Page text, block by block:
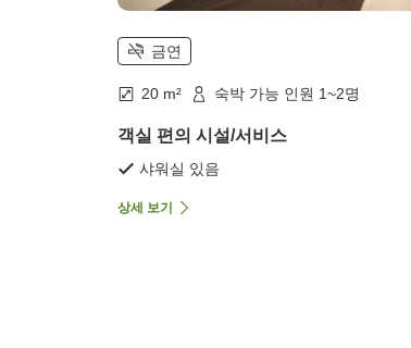
금연
20 m² 숙박 가능 인원 1~2명
객실 편의 시설/서비스
샤워실 있음
상세 보기